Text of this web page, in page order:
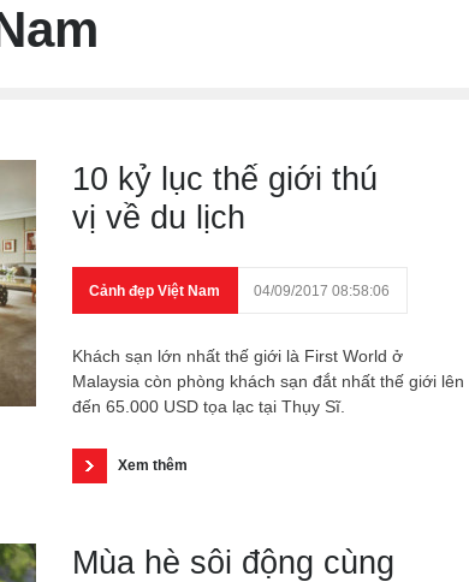
10 kỷ lục thế giới thú
vị về du lịch
Cảnh đẹp Việt Nam 04/09/2017 08:58:06
Khách sạn lớn nhất thế giới là First World ở
Malaysia còn phòng khách sạn đắt nhất thế giới lên
đến 65.000 USD tọa lạc tại Thụy Sĩ.
Xem thêm
Mùa hè sôi động cùng